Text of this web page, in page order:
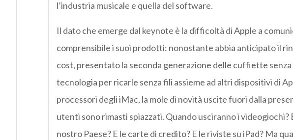
l’industria musicale e quella del software.
Il dato che emerge dal keynote è la difficoltà di Apple a
comprensibile i suoi prodotti: nonostante abbia anticipato il
cost, presentato la seconda generazione delle cuffiette senza
tecnologia per ricarle senza fili assieme ad altri dispositivi di
processori degli iMac, la mole di novità uscite fuori dalla
utenti sono rimasti spiazzati. Quando usciranno i videogiochi?
nostro Paese? E le carte di credito? E le riviste su iPad? Ma